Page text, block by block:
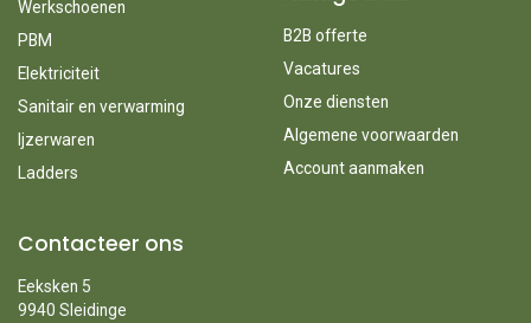
Werkschoenen
PBM
Elektriciteit
Sanitair en verwarming
Ijzerwaren
Ladders
B2B offerte
Vacatures
Onze diensten
Algemene voorwaarden
Account aanmaken
Contacteer ons
Eeksken 5
9940 Sleidinge